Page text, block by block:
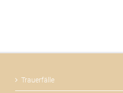
Trauerfälle